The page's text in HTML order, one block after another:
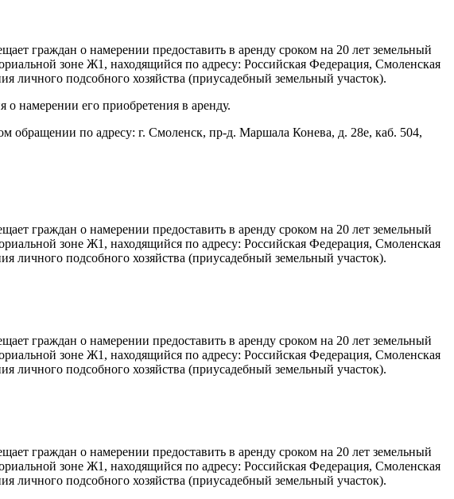
граждан о намерении предоставить в аренду сроком на 20 лет земельный
зоне Ж1, находящийся по адресу: Российская Федерация, Смоленская
личного подсобного хозяйства (приусадебный земельный участок).
о намерении его приобретения в аренду.
обращении по адресу: г. Смоленск, пр-д. Маршала Конева, д. 28е, каб. 504,
граждан о намерении предоставить в аренду сроком на 20 лет земельный
зоне Ж1, находящийся по адресу: Российская Федерация, Смоленская
личного подсобного хозяйства (приусадебный земельный участок).
граждан о намерении предоставить в аренду сроком на 20 лет земельный
зоне Ж1, находящийся по адресу: Российская Федерация, Смоленская
личного подсобного хозяйства (приусадебный земельный участок).
граждан о намерении предоставить в аренду сроком на 20 лет земельный
зоне Ж1, находящийся по адресу: Российская Федерация, Смоленская
личного подсобного хозяйства (приусадебный земельный участок).